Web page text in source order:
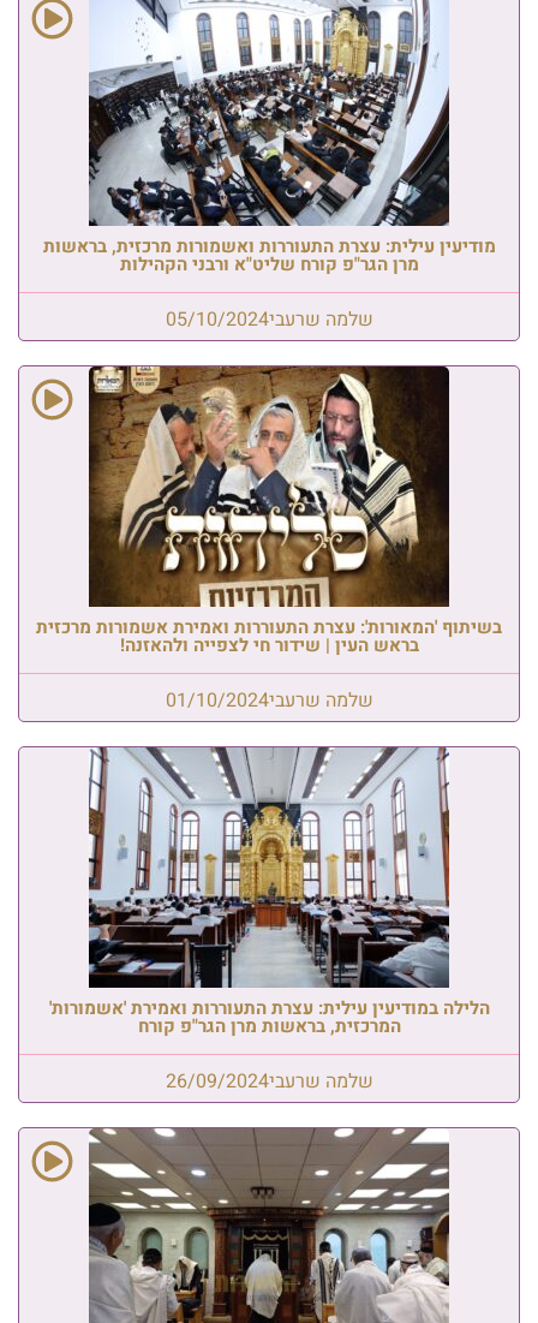
מודיעין עילית: עצרת התעוררות ואשמורות מרכזית, בראשות
מרן הגר"פ קורח שליט"א ורבני הקהילות
שלמה שרעבי05/10/2024
בשיתוף 'המאורות': עצרת התעוררות ואמירת אשמורות מרכזית
בראש העין | שידור חי לצפייה ולהאזנה!
שלמה שרעבי01/10/2024
הלילה במודיעין עילית: עצרת התעוררות ואמירת 'אשמורות'
המרכזית, בראשות מרן הגר"פ קורח
שלמה שרעבי26/09/2024